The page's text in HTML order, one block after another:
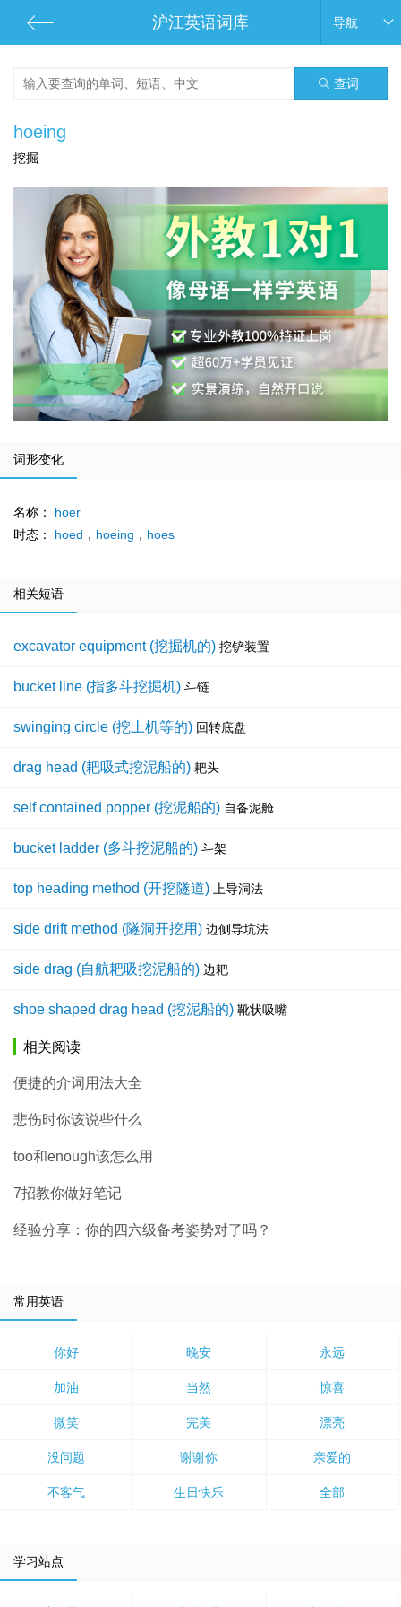
沪江英语词库 导航
查词
hoeing
挖掘
词形变化
名称：
hoer
时态：
hoed ， hoeing ， hoes
相关短语
excavator equipment (挖掘机的) 挖铲装置
bucket line (指多斗挖掘机) 斗链
swinging circle (挖土机等的) 回转底盘
drag head (耙吸式挖泥船的) 耙头
self contained popper (挖泥船的) 自备泥舱
bucket ladder (多斗挖泥船的) 斗架
top heading method (开挖隧道) 上导洞法
side drift method (隧洞开挖用) 边侧导坑法
side drag (自航耙吸挖泥船的) 边耙
shoe shaped drag head (挖泥船的) 靴状吸嘴
相关阅读
便捷的介词用法大全
悲伤时你该说些什么
too和enough该怎么用
7招教你做好笔记
经验分享：你的四六级备考姿势对了吗？
常用英语
你好 晚安 永远
加油 当然 惊喜
微笑 完美 漂亮
没问题 谢谢你 亲爱的
不客气 生日快乐 全部
学习站点